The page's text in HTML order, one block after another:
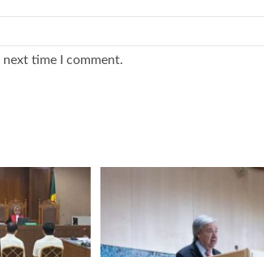
time I comment.